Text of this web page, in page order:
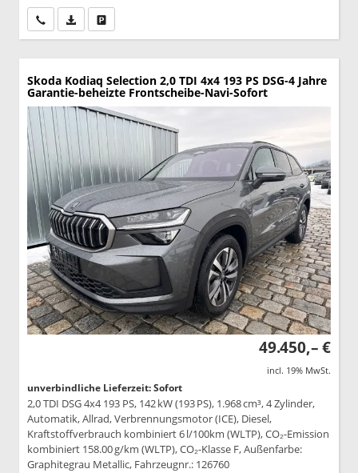
Wir rufen Sie anPDF-Datei, Fahrzeugexposé drucken
Skoda Kodiaq Selection 2,0 TDI 4x4 193 PS DSG-4 Jahre
Garantie-beheizte Frontscheibe-Navi-Sofort
49.450,– €
incl. 19% MwSt.
unverbindliche Lieferzeit: Sofort
2,0 TDI DSG 4x4 193 PS, 142 kW (193 PS), 1.968 cm³, 4 Zylinder,
Automatik, Allrad, Verbrennungsmotor (ICE), Diesel,
Kraftstoffverbrauch kombiniert 6 l/100km (WLTP), CO₂-Emission
kombiniert 158.00 g/km (WLTP), CO₂-Klasse F, Außenfarbe:
Graphitegrau Metallic, Fahrzeugnr.: 126760